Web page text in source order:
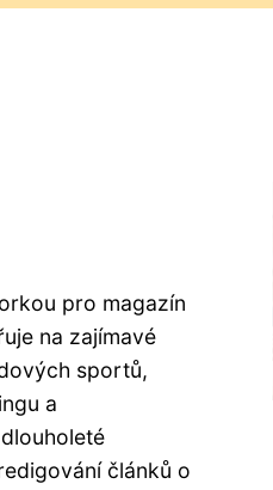
pro magazín
na zajímavé
sportů,
a
článků o